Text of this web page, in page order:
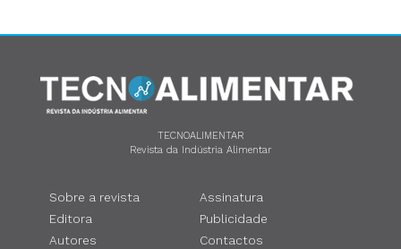
TECNOALIMENTAR
Revista da Indústria Alimentar
Sobre a revista
Editora
Autores
Assinatura
Publicidade
Contactos